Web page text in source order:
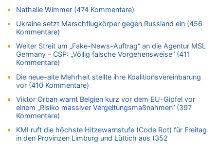
Zweite Hitzewelle in diesem Sommer ist jetzt amtlich
06.08.2026 - 17:01 von Wahlstimme? zu
FIFA-Spitze demonstriert Einigkeit trotz Kritik und neuer
06.08.2026 - 16:53 von Frage zu
Zweite Hitzewelle in diesem Sommer ist jetzt amtlich
06.08.2026 - 16:39 von Noah Parmentier zu
Zweite Hitzewelle in diesem Sommer ist jetzt amtlich
06.08.2026 - 16:36 von Noah Parmentier zu
Zweite Hitzewelle in diesem Sommer ist jetzt amtlich
Wasserstand des Rheins in NRW so niedrig wie noch nie
Nathalie Wimmer (474 Kommentare)
Ukraine setzt Marschflugkörper gegen Russland ein (456
Kommentare)
Weiter Streit um „Fake-News-Auftrag“ an die Agentur MSL
Germany – CSP: „Völlig falsche Vorgehensweise“ (411
Kommentare)
Die neue-alte Mehrheit stellte ihre Koalitionsvereinbarung
vor (410 Kommentare)
Viktor Orban warnt Belgien kurz vor dem EU-Gipfel vor
einem „Risiko massiver Vergeltungsmaßnahmen“ (397
Kommentare)
KMI ruft die höchste Hitzewarnstufe (Code Rot) für Freitag
in den Provinzen Limburg und Lüttich aus (352